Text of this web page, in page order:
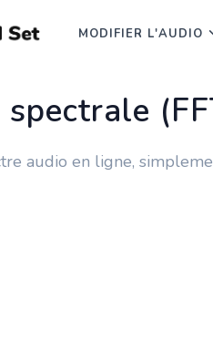
MODIFIER L'AUDIO
audio en ligne,